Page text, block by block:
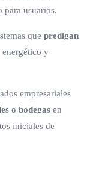
para usuarios.
que predigan
y
empresariales
o bodegas en
iniciales de